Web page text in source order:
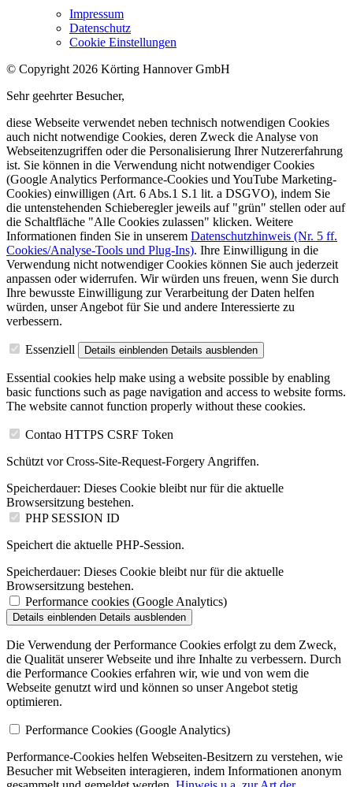
Impressum
Datenschutz
Cookie Einstellungen
© Copyright 2026 Körting Hannover GmbH
Sehr geehrter Besucher,
diese Webseite verwendet neben technisch notwendigen Cookies
auch nicht notwendige Cookies, deren Zweck die Analyse von
Webseitenzugriffen oder die Personalisierung Ihrer Nutzererfahrung
ist. Sie können in die Verwendung nicht notwendiger Cookies
(Google Analytics Performance-Cookies und YouTube Marketing-
Cookies) einwilligen (Art. 6 Abs.1 S.1 lit. a DSGVO), indem Sie
die untenstehenden Schieberegler jeweils auf "grün" stellen oder auf
die Schaltfläche "Alle Cookies zulassen" klicken. Weitere
Informationen finden Sie in unserem Datenschutzhinweis (Nr. 5 ff.
Cookies/Analyse-Tools und Plug-Ins). Ihre Einwilligung in die
Verwendung nicht notwendiger Cookies können Sie auch jederzeit
anpassen oder widerrufen. Wir würden uns freuen, wenn Sie durch
Ihre bewusste Einwilligung zur Verarbeitung der Daten helfen
würden, unser Angebot für Sie und andere Interessierte zu
verbessern.
Essenziell Details einblenden Details ausblenden
Essential cookies help make using a website possible by enabling
basic functions such as page navigation and access to website forms.
The website cannot function properly without these cookies.
Contao HTTPS CSRF Token
Schützt vor Cross-Site-Request-Forgery Angriffen.
Speicherdauer: Dieses Cookie bleibt nur für die aktuelle
Browsersitzung bestehen.
PHP SESSION ID
Speichert die aktuelle PHP-Session.
Speicherdauer: Dieses Cookie bleibt nur für die aktuelle
Browsersitzung bestehen.
Performance cookies (Google Analytics)
Details einblenden Details ausblenden
Die Verwendung der Performance Cookies erfolgt zu dem Zweck,
die Qualität unserer Webseite und ihre Inhalte zu verbessern. Durch
die Performance Cookies erfahren wir, wie und von wem die
Webseite genutzt wird und können so unser Angebot stetig
optimieren.
Performance Cookies (Google Analytics)
Performance-Cookies helfen Webseiten-Besitzern zu verstehen, wie
Besucher mit Webseiten interagieren, indem Informationen anonym